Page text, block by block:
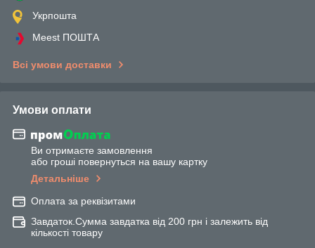
Укрпошта
Meest ПОШТА
Всі умови доставки
Умови оплати
Ви отримаєте замовлення
або гроші повернуться на вашу картку
Детальніше
Оплата за реквізитами
Завдаток.Сумма завдатка від 200 грн і залежить від
кількості товару